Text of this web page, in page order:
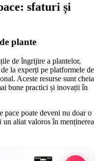
sfaturi și
plante
de îngrijire a plantelor,
la experți pe platformele de
Aceste resurse sunt cheia
bune practici și inovații în
pace poate deveni nu doar o
un aliat valoros în menținerea